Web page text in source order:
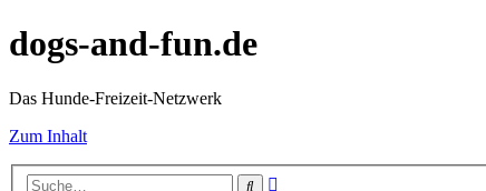
dogs-and-fun.de
Das Hunde-Freizeit-Netzwerk
Zum Inhalt
Suche